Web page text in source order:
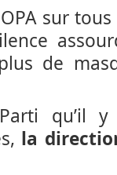
sur
de
qu’il
la